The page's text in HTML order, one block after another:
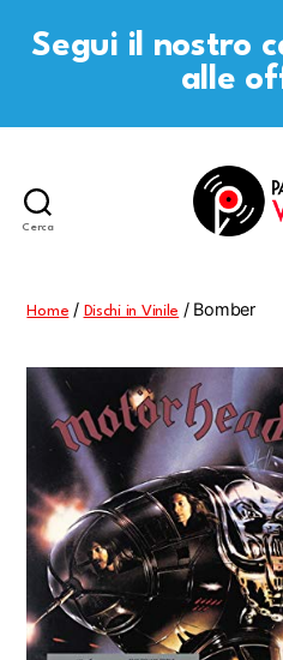
Segui il nostro
alle
Cerca
Home / Dischi in Vinile / Bomber